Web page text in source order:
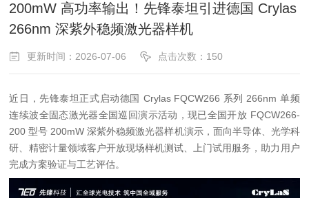
200mW 高功率输出！先锋泰坦引进德国 Crylas
266nm 深紫外稳频激光器样机
更新时间：2026-07-06 点击次数：150
近日， 先锋泰坦正式启动德国 Crylas FQCW266 系列 266nm 单频
连续波全固态激光器全国巡回演示活动 ，现已全国开放 FQCW266-
200 型号 200mW 深紫外稳频激光器样机演示，面向半导体、光学科
研、精密计量领域客户开放现场样机测试、上门试用服务，助力用户
完成方案验证与工艺评估。